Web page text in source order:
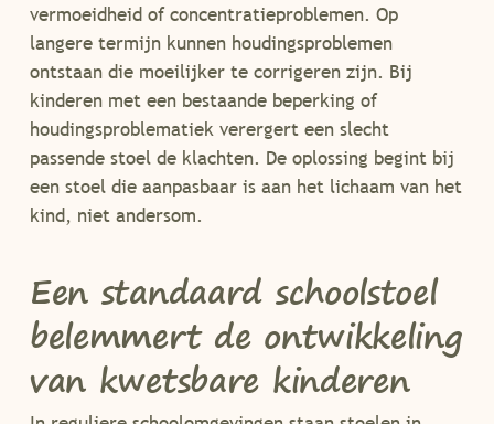
vermoeidheid of concentratieproblemen. Op
langere termijn kunnen houdingsproblemen
ontstaan die moeilijker te corrigeren zijn. Bij
kinderen met een bestaande beperking of
houdingsproblematiek verergert een slecht
passende stoel de klachten. De oplossing begint bij
een stoel die aanpasbaar is aan het lichaam van het
kind, niet andersom.
Een standaard schoolstoel
belemmert de ontwikkeling
van kwetsbare kinderen